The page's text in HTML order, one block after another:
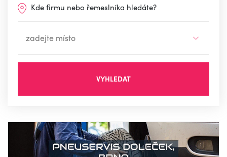
Kde firmu nebo řemeslníka hledáte?
VYHLEDAT